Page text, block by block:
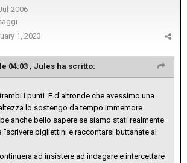
2006
1, 2023
04:03 , Jules ha scritto:
i punti. E d'altronde che avessimo una
lo sostengo da tempo immemore.
anche bello sapere se siamo stati realmente
"scrivere bigliettini e raccontarsi buttanate al
ad insistere ad indagare e intercettare